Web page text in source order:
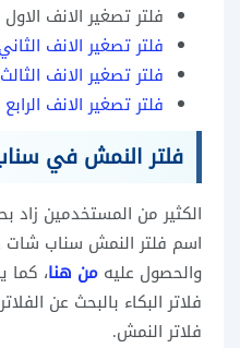
فلتر تصغير الانف الاول
فلتر تصغير الانف الثاني
فلتر تصغير الانف الثالث
فلتر تصغير الانف الرابع
فلتر النمش في
الكثير من المستخدمين زاد
والحصول عليه من هنا، كما
فلاتر البكاء بالبحث عن
فلاتر النمش.